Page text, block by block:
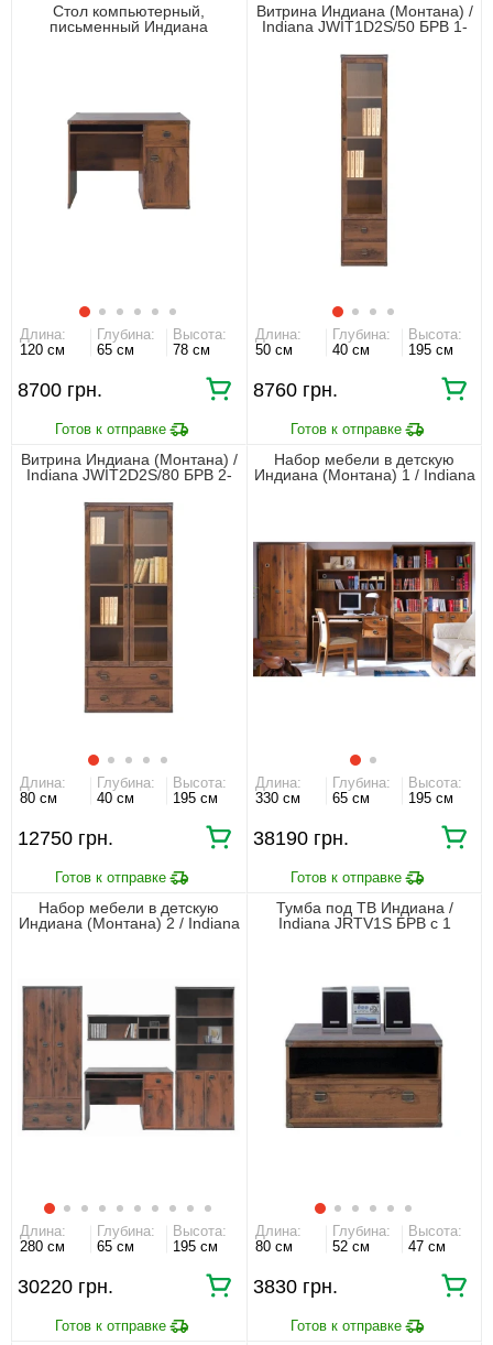
Стол компьютерный,
письменный Индиана
Длина:
120 см
Глубина:
65 см
Высота:
78 см
8700 грн.
Витрина Индиана (Монтана) /
Indiana JWIT1D2S/50 БРВ 1-
шутер
Длина:
50 см
Глубина:
40 см
Высота:
195 см
8760 грн.
Витрина Индиана (Монтана) /
Indiana JWIT2D2S/80 БРВ 2-
шутер
Длина:
80 см
Глубина:
40 см
Высота:
195 см
12750 грн.
Набор мебели в детскую
Индиана (Монтана) 1 / Indiana
Длина:
330 см
Глубина:
65 см
Высота:
195 см
38190 грн.
Набор мебели в детскую
Индиана (Монтана) 2 / Indiana
Длина:
280 см
Глубина:
65 см
Высота:
195 см
30220 грн.
Тумба под ТВ Индиана /
Indiana JRTV1S БРВ с 1
Длина:
80 см
Глубина:
52 см
Высота:
47 см
3830 грн.